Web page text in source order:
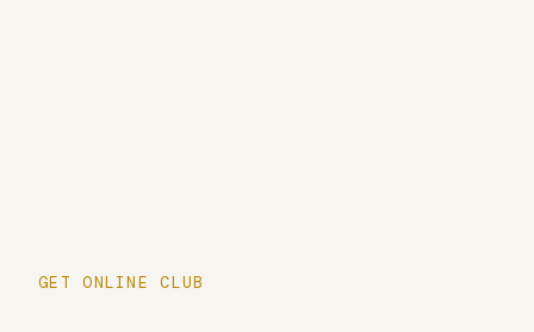
GET ONLINE CLUB